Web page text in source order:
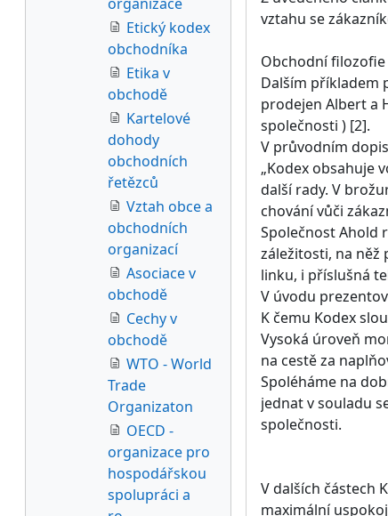
vztahu se
Obchodní
Dalším příkladem
prodejen Albert a
společnosti ) [2].
V průvodním
„Kodex obsahuje
další rady. V
chování vůči
Společnost Ahold
záležitosti, na něž
linku, i příslušná
V úvodu
K čemu Kodex
Vysoká úroveň
na cestě za
Spoléháme na
jednat v souladu
společnosti.
V dalších částech
maximální
Etický kodex
obchodníka
Etika v
obchodě
Kartelové
dohody
obchodních
řetězců
Vztah obce a
obchodních
organizací
Asociace v
obchodě
Cechy v
obchodě
WTO - World
Trade
Organizaton
OECD -
organizace pro
hospodářskou
spolupráci a